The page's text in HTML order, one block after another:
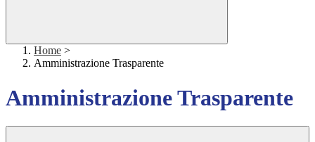
Home >
Amministrazione Trasparente
Amministrazione Trasparente